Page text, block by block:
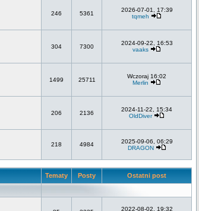
246 5361
2026-07-01, 17:39
tqmeh
304 7300
2024-09-22, 16:53
vaaks
1499 25711
Wczoraj 16:02
Merlin
206 2136
2024-11-22, 15:34
OldDiver
218 4984
2025-09-06, 06:29
DRAGON
Tematy Posty Ostatni post
2022-08-02, 19:32